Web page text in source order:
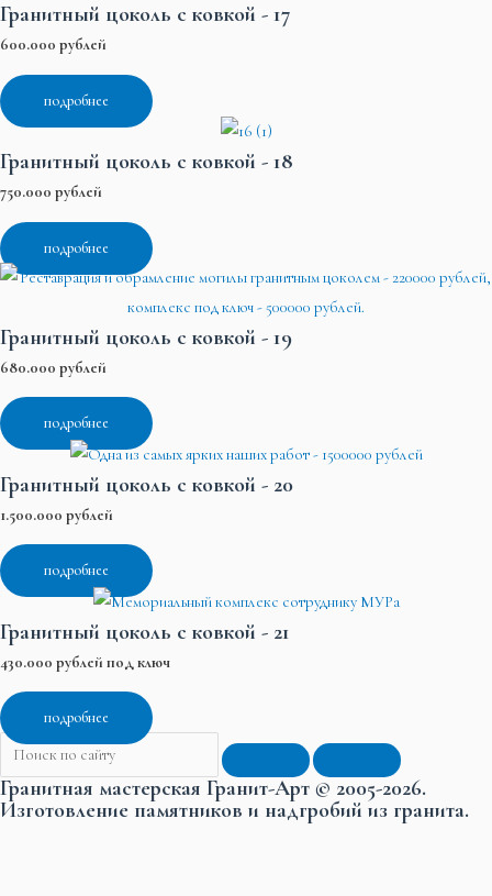
Гранитный цоколь с ковкой - 17
600.000 рублей
подробнее
Гранитный цоколь с ковкой - 18
750.000 рублей
подробнее
Гранитный цоколь с ковкой - 19
680.000 рублей
подробнее
Гранитный цоколь с ковкой - 20
1.500.000 рублей
подробнее
Гранитный цоколь с ковкой - 21
430.000 рублей под ключ
подробнее
Гранитная мастерская Гранит-Арт © 2005-2026.
Изготовление памятников и надгробий из гранита.